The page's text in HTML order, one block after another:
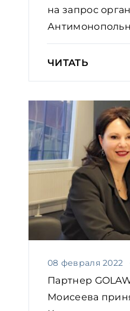
на запрос
практичес...
ЧИТАТЬ
08 февраля 2022
Партнер
Моисеева